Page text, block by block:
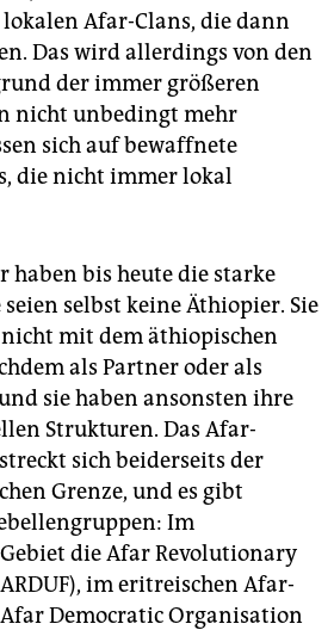
Afar-Clans, die dann
Das wird allerdings von den
der immer größeren
nicht unbedingt mehr
sich auf bewaffnete
die nicht immer lokal
haben bis heute die starke
selbst keine Äthiopier. Sie
mit dem äthiopischen
als Partner oder als
sie haben ansonsten ihre
Strukturen. Das Afar-
sich beiderseits der
Grenze, und es gibt
Im
die Afar Revolutionary
im eritreischen Afar-
Afar Democratic Organisation